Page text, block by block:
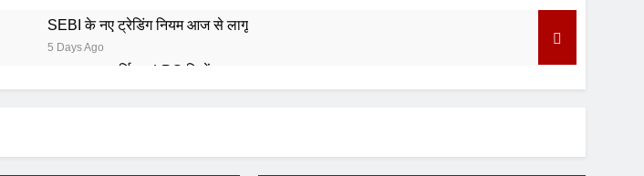
SEBI के नए ट्रेडिंग नियम आज से लागू
5 Days Ago
कमर्शियल LPG सिलेंडर हुआ सस्ता
6 Days Ago